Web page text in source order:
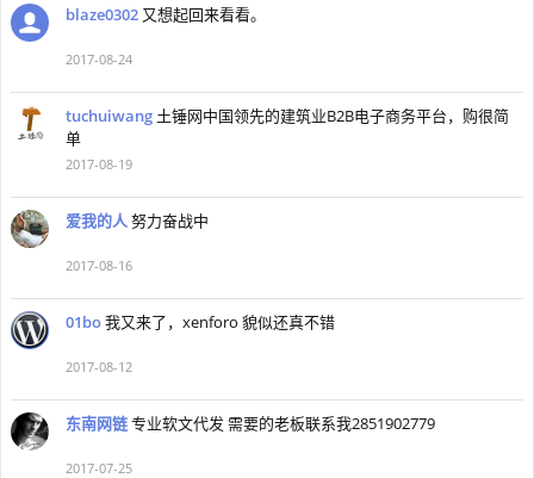
blaze0302 又想起回来看看。
2017-08-24
tuchuiwang 土锤网中国领先的建筑业B2B电子商务平台，购很简
单
2017-08-19
爱我的人努力奋战中
2017-08-16
01bo我又来了，xenforo 貌似还真不错
2017-08-12
东南网链专业软文代发 需要的老板联系我2851902779
2017-07-25